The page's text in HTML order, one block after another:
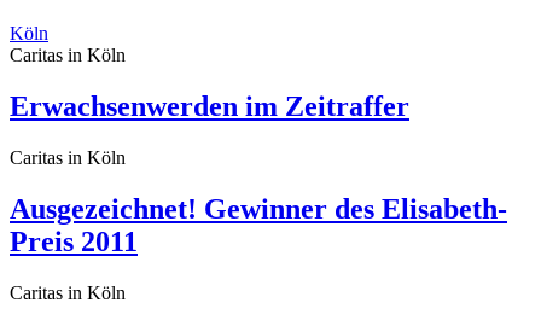
Köln
Caritas in Köln
Erwachsenwerden im Zeitraffer
Caritas in Köln
Ausgezeichnet! Gewinner des Elisabeth-
Preis 2011
Caritas in Köln